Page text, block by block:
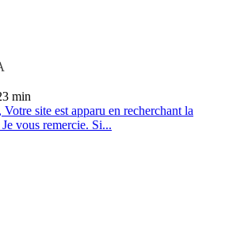
min
site est apparu en recherchant la
vous remercie. Si...